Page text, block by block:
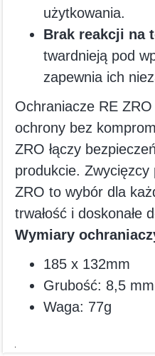
użytkowania.
Brak reakcji na
twardnieją pod
zapewnia ich
Ochraniacze RE
ochrony bez
ZRO łączy
produkcie. Zwycięzcy
ZRO to wybór dla
trwałość i doskonałe
Wymiary
185 x 132mm
Grubość: 8,5 mm
Waga: 77g